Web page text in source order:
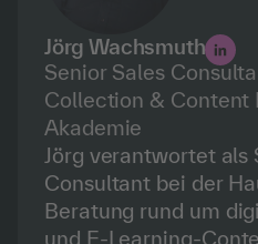
Jörg Wachsmuth
Senior Sales
Collection & Content
Akademie
Jörg verantwortet als
Consultant bei der
Beratung rund um
und E-Learning-